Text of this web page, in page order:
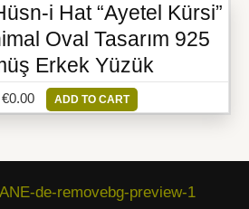
i Hat “Ayetel Kürsi”
Oval Tasarım 925
Erkek Yüzük
€0.00 ADD TO CART